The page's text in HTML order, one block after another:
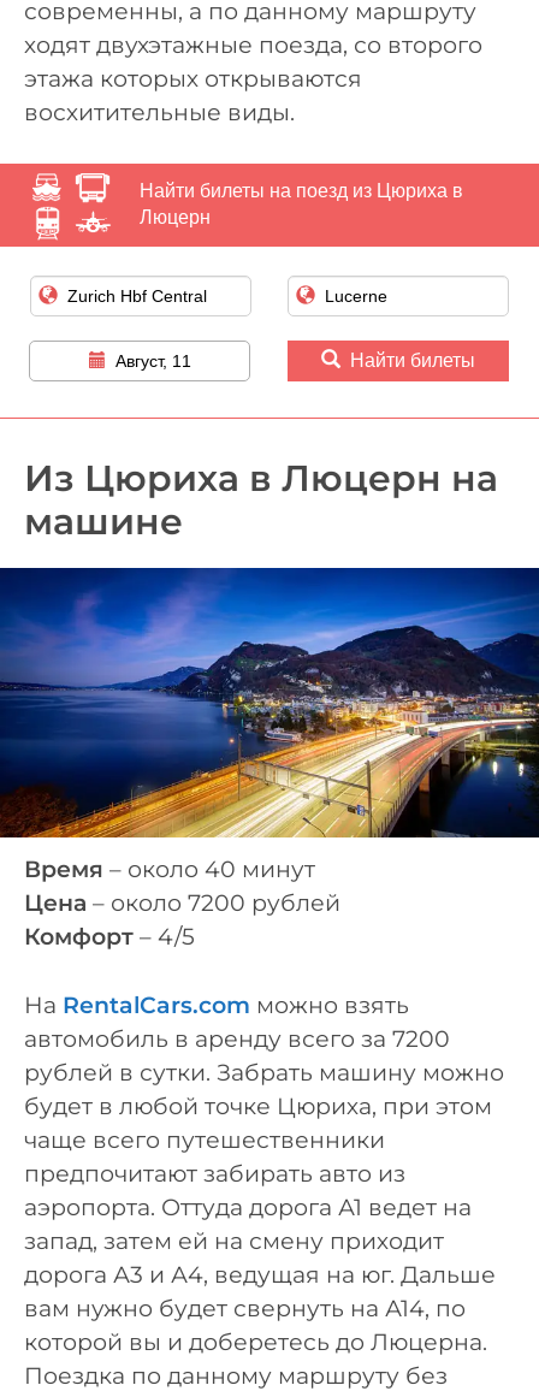
современны, а по данному маршруту
ходят двухэтажные поезда, со второго
этажа которых открываются
восхитительные виды.
Найти билеты на поезд из Цюриха в
Люцерн
Август, 11 Найти билеты
Из Цюриха в Люцерн на
машине
Время – около 40 минут
Цена – около 7200 рублей
Комфорт – 4/5
На RentalCars.com можно взять
автомобиль в аренду всего за 7200
рублей в сутки. Забрать машину можно
будет в любой точке Цюриха, при этом
чаще всего путешественники
предпочитают забирать авто из
аэропорта. Оттуда дорога А1 ведет на
запад, затем ей на смену приходит
дорога А3 и А4, ведущая на юг. Дальше
вам нужно будет свернуть на А14, по
которой вы и доберетесь до Люцерна.
Поездка по данному маршруту без